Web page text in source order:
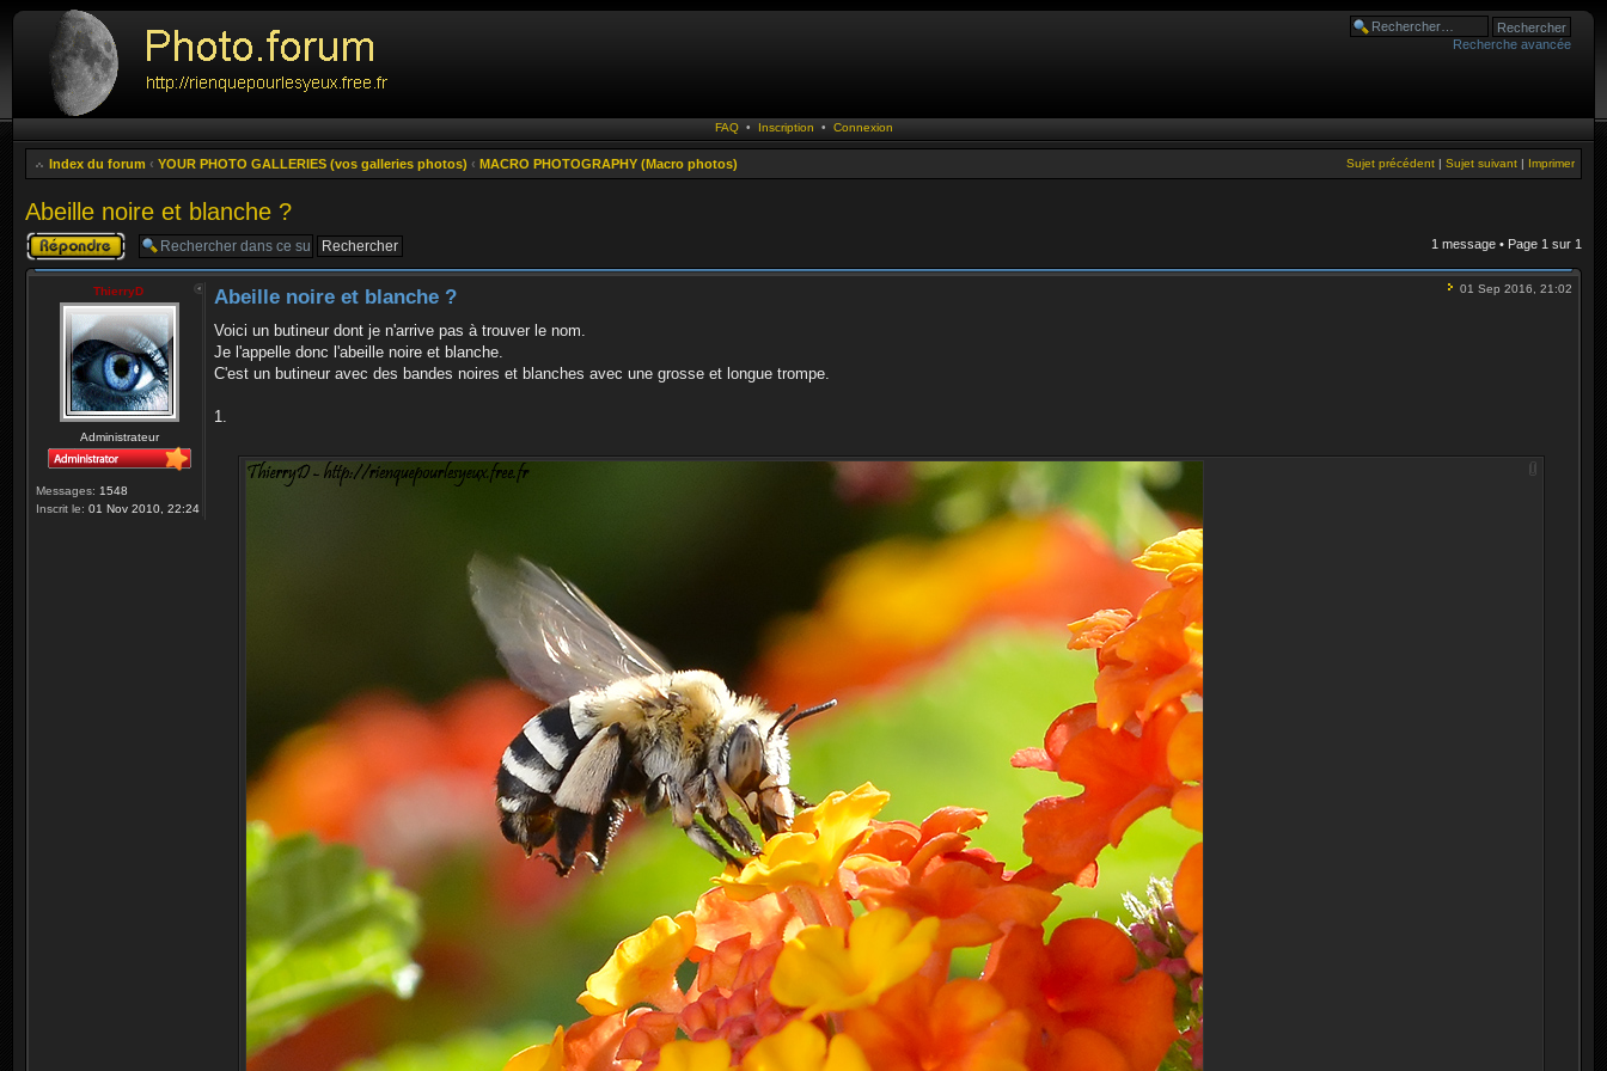
Recherche avancée
FAQ • Inscription • Connexion
Index du forum ‹ YOUR PHOTO GALLERIES (vos galleries photos) ‹ MACRO PHOTOGRAPHY (Macro photos) Imprimer
Sujet suivant |
Sujet précédent |
Abeille noire et blanche ?
Publier une
réponse
1 message • Page 1 sur 1
ThierryD
Administrateur
Messages: 1548
Inscrit le: 01 Nov 2010, 22:24
01 Sep 2016, 21:02
Abeille noire et blanche ?
Voici un butineur dont je n'arrive pas à trouver le nom.
Je l'appelle donc l'abeille noire et blanche.
C'est un butineur avec des bandes noires et blanches avec une grosse et longue trompe.
1.